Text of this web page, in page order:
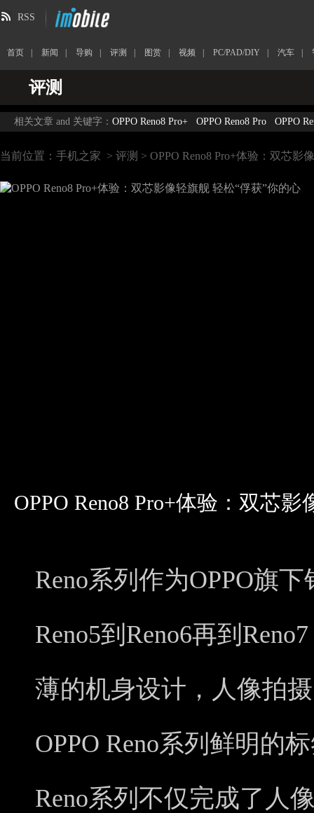
RSS
首页 新闻 导购 评测 图赏 视频 PC/PAD/DIY 汽车
评测
相关文章 and 关键字： OPPO Reno8 Pro+ OPPO Reno8 Pro OPPO
当前位置： 手机之家 > 评测 > OPPO Reno8 Pro+体验：双芯影
OPPO Reno8 Pro+体验：双芯
Reno系列作为OPPO旗
Reno5到Reno6再到
薄的机身设计，人像拍
OPPO Reno系列鲜明的
Reno系列不仅完成了人